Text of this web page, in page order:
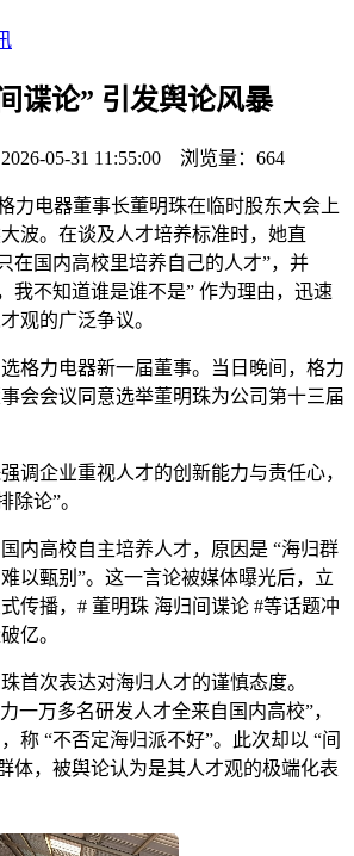
谍论” 引发舆论风暴
05-31 11:55:00 浏览量： 664
力电器董事长董明珠在临时股东大会上
波。在谈及人才培养标准时，她直
在国内高校里培养自己的人才”，并
我不知道谁是谁不是” 作为理由，迅速
观的广泛争议。
格力电器新一届董事。当日晚间，格力
会会议同意选举董明珠为公司第十三届
调企业重视人才的创新能力与责任心，
除论”。
内高校自主培养人才，原因是 “海归群
以甄别”。这一言论被媒体曝光后，立
传播，# 董明珠 海归间谍论 #等话题冲
亿。
首次表达对海归人才的谨慎态度。
一万多名研发人才全来自国内高校”，
称 “不否定海归派不好”。此次却以 “间
体，被舆论认为是其人才观的极端化表